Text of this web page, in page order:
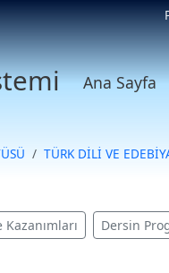
Ana Sayfa
TÜRK DİLİ VE
Dersin